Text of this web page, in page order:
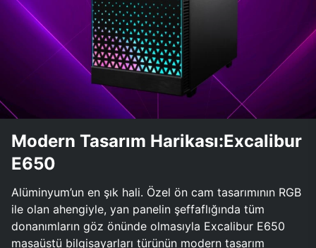
Modern Tasarım Harikası:Excalibur
E650
Alüminyum’un en şık hali. Özel ön cam tasarımının RGB
ile olan ahengiyle, yan panelin şeffaflığında tüm
donanımların göz önünde olmasıyla Excalibur E650
masaüstü bilgisayarları türünün modern tasarım